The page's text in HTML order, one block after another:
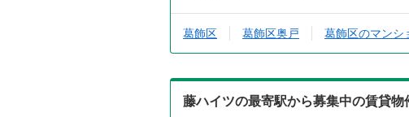
葛飾区 葛飾区奥戸 葛飾区のマンシ
藤ハイツの最寄駅から募集中の賃貸物